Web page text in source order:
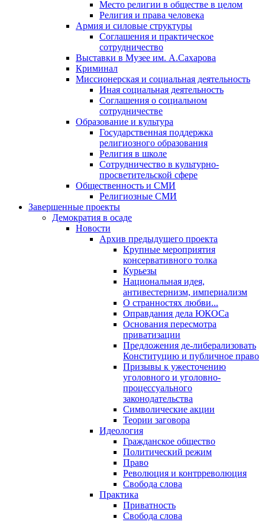
Место религии в обществе в целом
Религия и права человека
Армия и силовые структуры
Соглашения и практическое
сотрудничество
Выставки в Музее им. А.Сахарова
Криминал
Миссионерская и социальная деятельность
Иная социальная деятельность
Соглашения о социальном
сотрудничестве
Образование и культура
Государственная поддержка
религиозного образования
Религия в школе
Сотрудничество в культурно-
просветительской сфере
Общественность и СМИ
Религиозные СМИ
Завершенные проекты
Демократия в осаде
Новости
Архив предыдущего проекта
Крупные мероприятия
консервативного толка
Курьезы
Национальная идея,
антивестернизм, империализм
О странностях любви...
Оправдания дела ЮКОСа
Основания пересмотра
приватизации
Предложения де-либерализовать
Конституцию и публичное право
Призывы к ужесточению
уголовного и уголовно-
процессуального
законодательства
Символические акции
Теории заговора
Идеология
Гражданское общество
Политический режим
Право
Революция и контрреволюция
Свобода слова
Практика
Приватность
Свобода слова